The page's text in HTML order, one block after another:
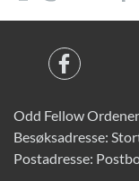
Odd Fellow
Besøksadresse:
Postadresse: